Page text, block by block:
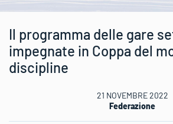
Il programma delle gare
impegnate in Coppa del
discipline
21 NOVEMBRE 2022
Federazione